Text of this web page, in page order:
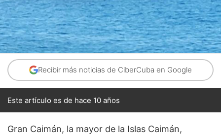
Recibir más noticias de CiberCuba en Google
Este artículo es de hace 10 años
Gran Caimán, la mayor de la Islas Caimán,